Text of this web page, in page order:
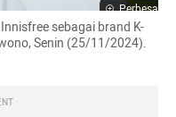
Perbesar
sebagai brand K-
Senin (25/11/2024).